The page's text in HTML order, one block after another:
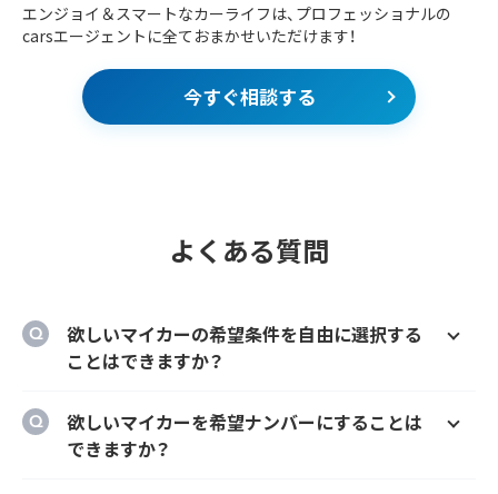
エンジョイ＆スマートなカーライフは、プロフェッショナルの
carsエージェントに全ておまかせいただけます！
今すぐ相談する
よくある質問
欲しいマイカーの希望条件を自由に選択する
ことはできますか？
ー、契約期間、ボーナス払い等を自由に選択す
ることができます。
欲しいマイカーを希望ナンバーにすることは
できますか？